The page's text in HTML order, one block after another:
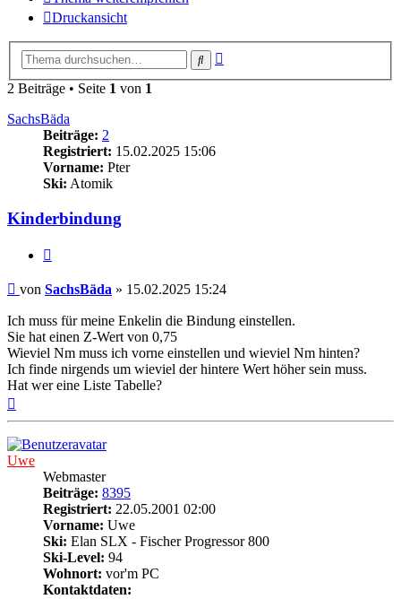
Druckansicht
Suche
2 Beiträge • Seite 1 von 1
SachsBäda
Beiträge: 2
Registriert: 15.02.2025 15:06
Vorname: Pter
Ski: Atomik
Kinderbindung
Beitrag
von SachsBäda » 15.02.2025 15:24
Ich muss für meine Enkelin die Bindung einstellen.
Sie hat einen Z-Wert von 0,75
Wieviel Nm muss ich vorne einstellen und wieviel Nm hinten?
Ich finde nirgends um wieviel der hintere Wert höher sein muss.
Hat wer eine Liste Tabelle?
Uwe
Webmaster
Beiträge: 8395
Registriert: 22.05.2001 02:00
Vorname: Uwe
Ski: Elan SLX - Fischer Progressor 800
Ski-Level: 94
Wohnort: vor'm PC
Kontaktdaten: